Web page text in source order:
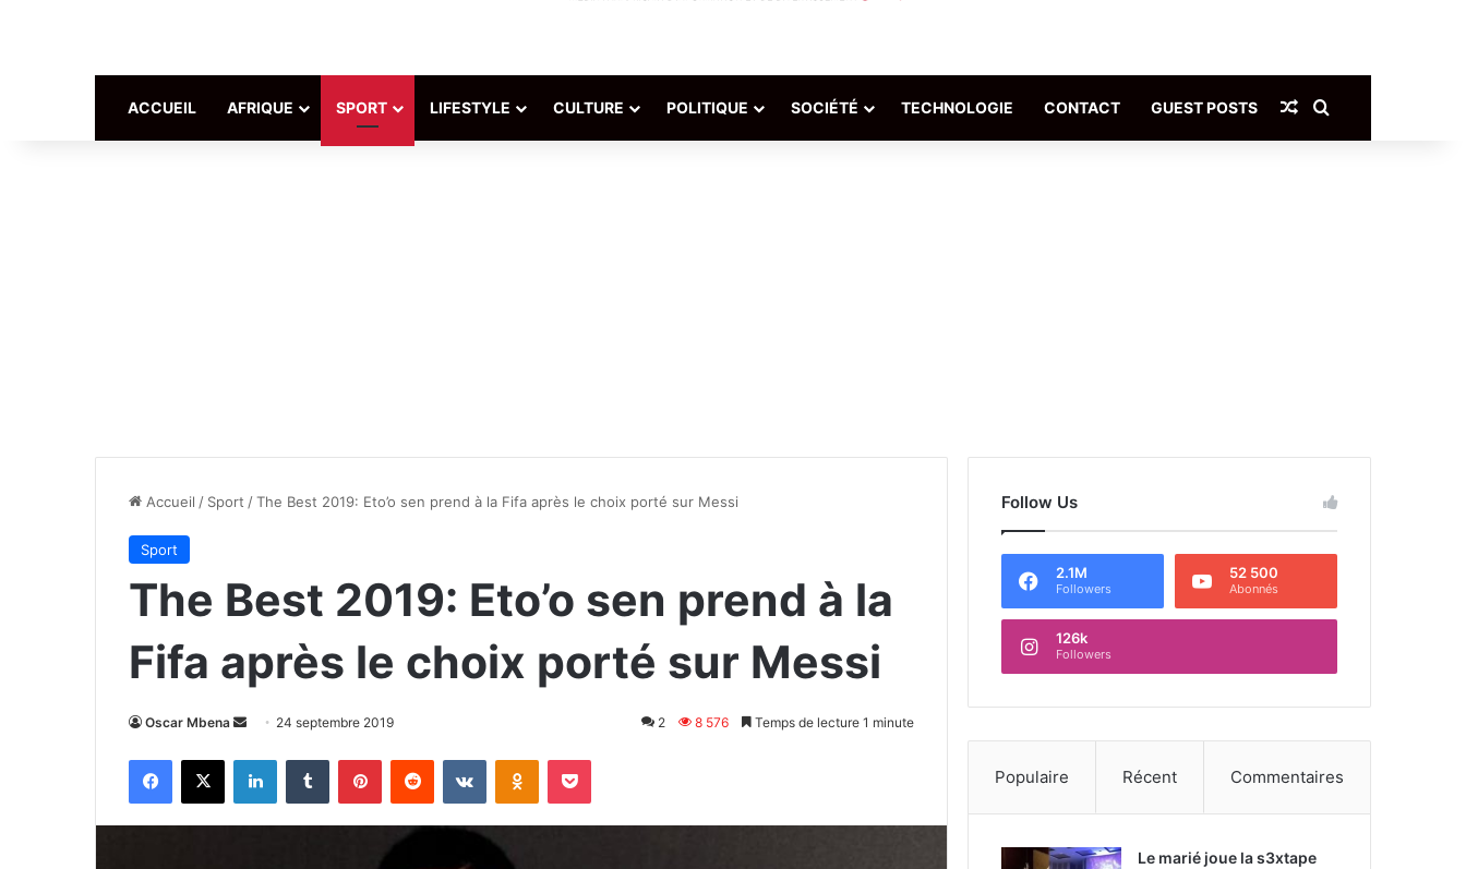
ACCUEIL AFRIQUE SPORT LIFESTYLE CULTURE POLITIQUE SOCIÉTÉ TECHNOLOGIE CONTACT GUEST POSTS Article Aléatoire
Accueil / Sport /The Best 2019: Eto’o sen prend à la Fifa après le choix porté sur Messi
Sport
The Best 2019: Eto’o sen prend à la
Fifa après le choix porté sur Messi
Oscar Mbena
Envoyer
courriel
24 septembre 2019 2 8 576 Temps de lecture 1 minute
Facebook
X LinkedinTumblr PinterestReddit VKontakteOdnoklassniki
Pocket
Follow Us
2.1M
Followers
52 500
Abonnés
126k
Followers
Populaire Récent Commentaires
Le marié joue la s3xtape